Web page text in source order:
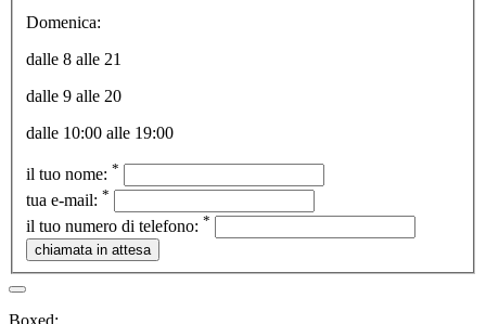
Domenica:
dalle 8 alle 21
dalle 9 alle 20
dalle 10:00 alle 19:00
il tuo nome: *
tua e-mail: *
il tuo numero di telefono: *
Boxed: